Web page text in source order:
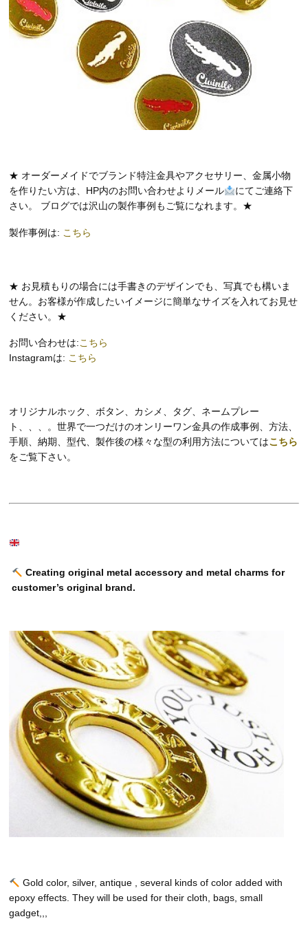
★ オーダーメイドでブランド特注金具やアクセサリー、金属小物
を作りたい方は、HP内のお問い合わせよりメール
にてご連絡下
さい。 ブログでは沢山の製作事例もご覧になれます。★
製作事例は: こちら
★ お見積もりの場合には手書きのデザインでも、写真でも構いま
せん。お客様が作成したいイメージに簡単なサイズを入れてお見せ
ください。★
お問い合わせは:こちら
Instagramは: こちら
オリジナルホック、ボタン、カシメ、タグ、ネームプレー
ト、、、。世界で一つだけのオンリーワン金具の作成事例、方法、
手順、納期、型代、製作後の様々な型の利用方法についてはこちら
をご覧下さい。
Creating original metal accessory and metal charms for
customer’s original brand.
Gold color, silver, antique , several kinds of color added with
epoxy effects. They will be used for their cloth, bags, small
gadget,,,